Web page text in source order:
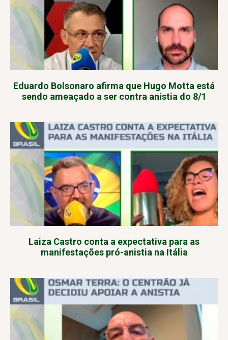
Eduardo Bolsonaro afirma que Hugo Motta está
sendo ameaçado a ser contra anistia do 8/1
Laiza Castro conta a expectativa para as
manifestações pró-anistia na Itália